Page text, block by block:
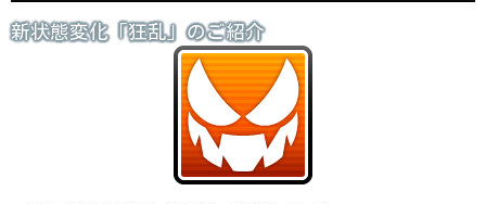
新状態変化「狂乱」のご紹介